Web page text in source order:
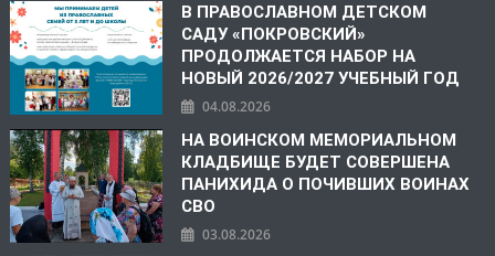
В ПРАВОСЛАВНОМ ДЕТСКОМ
САДУ «ПОКРОВСКИЙ»
ПРОДОЛЖАЕТСЯ НАБОР НА
НОВЫЙ 2026/2027 УЧЕБНЫЙ ГОД
04.08.2026
НА ВОИНСКОМ МЕМОРИАЛЬНОМ
КЛАДБИЩЕ БУДЕТ СОВЕРШЕНА
ПАНИХИДА О ПОЧИВШИХ ВОИНАХ
СВО
03.08.2026